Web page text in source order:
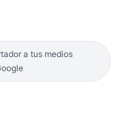
a tus medios